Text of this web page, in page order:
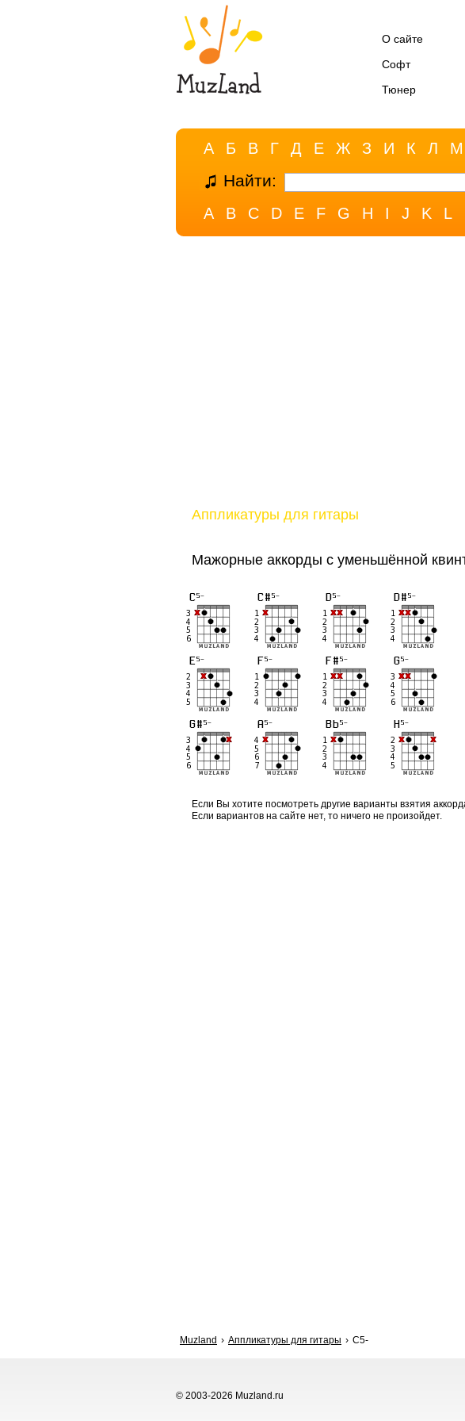
О сайте
Софт
Тюнер
А Б В Г Д Е Ж З И К Л М
Найти:
A B C D E F G H I J K L
Аппликатуры для гитары
Мажорные аккорды с уменьшённой
Если Вы хотите посмотреть другие варианты взятия
Если вариантов на сайте нет, то ничего не произойдет.
Muzland Аппликатуры для гитары C5-
© 2003-2026 Muzland.ru